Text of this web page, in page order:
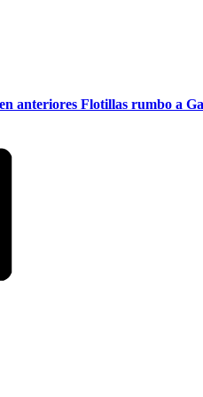
anteriores Flotillas rumbo a